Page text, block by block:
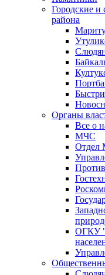
Городские и
района
Органы
Все о
МЧС
Отдел
ОГКУ